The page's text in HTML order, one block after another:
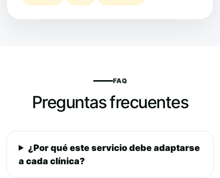
FAQ
Preguntas frecuentes
¿Por qué este servicio debe adaptarse
a cada clínica?